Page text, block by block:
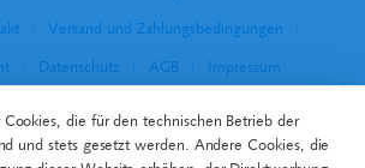
Versand und Zahlungsbedingungen
Datenschutz AGB Impressum
die für den technischen Betrieb der
und stets gesetzt werden. Andere Cookies, die